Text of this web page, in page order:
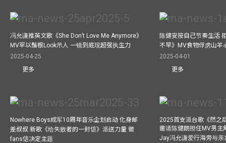
冯允谦推英文歌《She Don’t Love Me Anymore》
MV罕以鬚根Look示人 一镜到底现超强执生力
2025-04-25
更多
陈健安按自己节奏生活
不早》MV食物俘虏山羊
2025-04-01
更多
Nowhere Boys成军10周年音乐企划启动 化身邮
差叔叔 新歌《给失败者的一封信》派送力量 徵
fans信决定主题
2025首支派台歌《然之
邀请陈健朗担任MV男主
Jay冯允谦爱行海旁与